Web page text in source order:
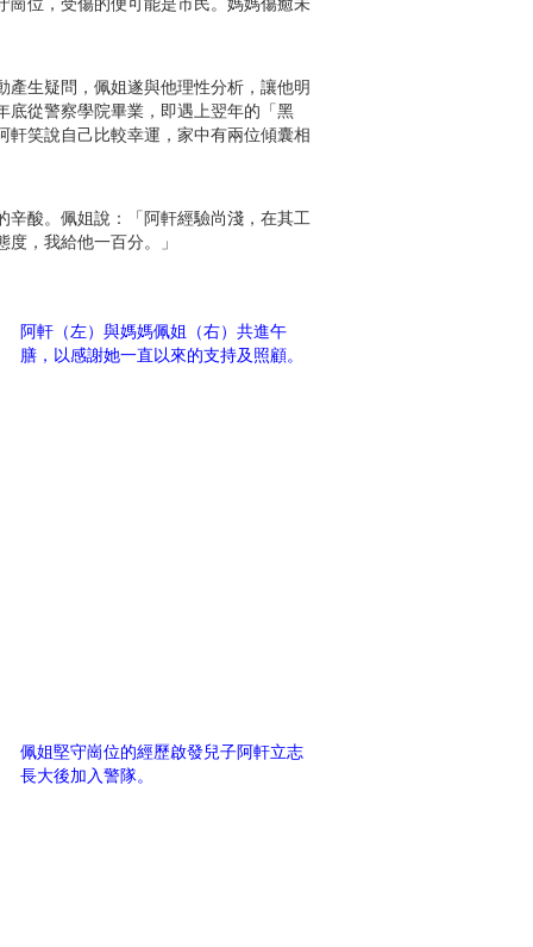
生疑問，佩姐遂與他理性分析，讓他明
底從警察學院畢業，即遇上翌年的「黑
笑說自己比較幸運，家中有兩位傾囊相
酸。佩姐說：「阿軒經驗尚淺，在其工
，我給他一百分。」
阿軒（左）與媽媽佩姐（右）共進午
膳，以感謝她一直以來的支持及照顧。
佩姐堅守崗位的經歷啟發兒子阿軒立志
長大後加入警隊。